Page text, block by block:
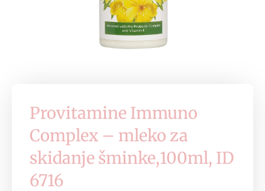
Provitamine Immuno
Complex – mleko za
skidanje šminke,100ml, ID
6716